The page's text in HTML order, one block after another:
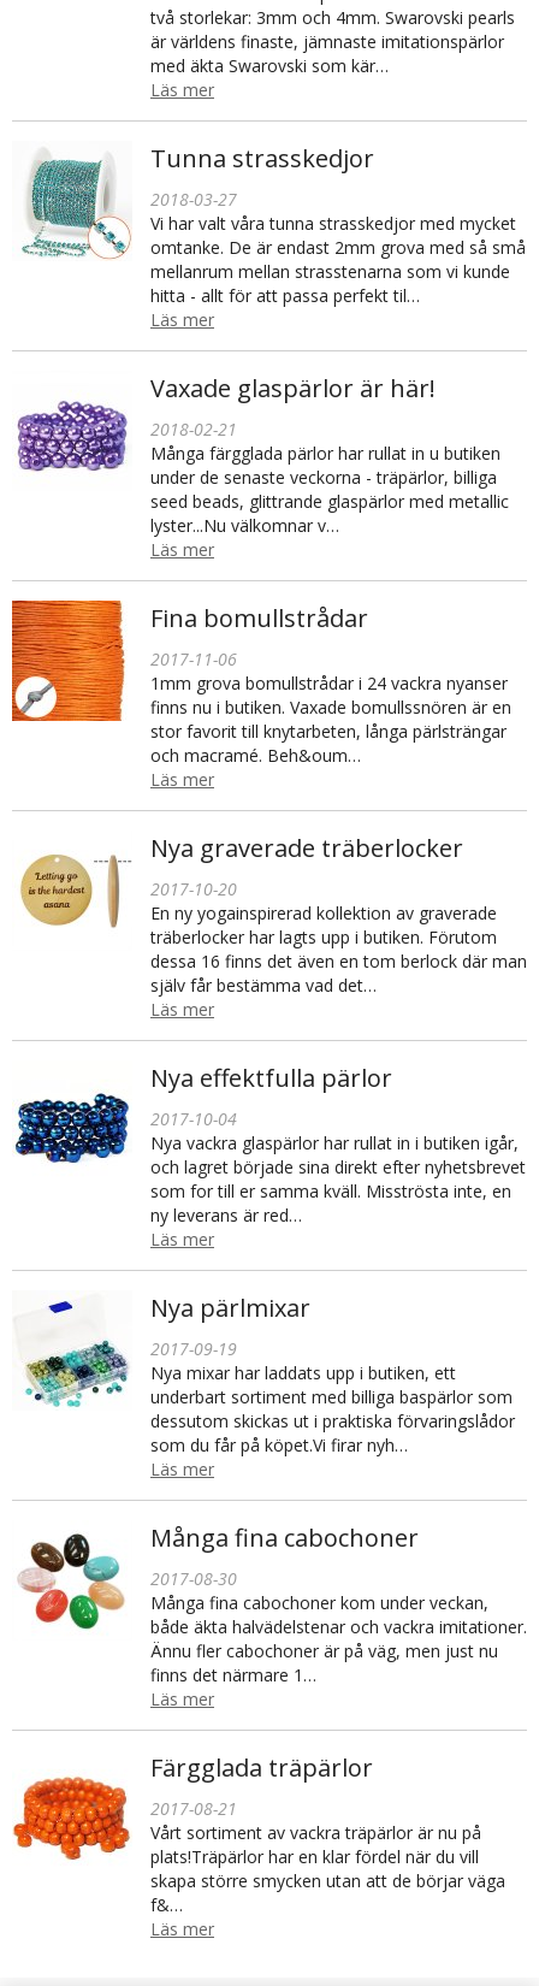
två storlekar: 3mm och 4mm. Swarovski pearls
är världens finaste, jämnaste imitationspärlor
med äkta Swarovski som kär…
Läs mer
Tunna strasskedjor
2018-03-27
Vi har valt våra tunna strasskedjor med mycket
omtanke. De är endast 2mm grova med så små
mellanrum mellan strasstenarna som vi kunde
hitta - allt för att passa perfekt til…
Läs mer
Vaxade glaspärlor är här!
2018-02-21
Många färgglada pärlor har rullat in u butiken
under de senaste veckorna - träpärlor, billiga
seed beads, glittrande glaspärlor med metallic
lyster...Nu välkomnar v…
Läs mer
Fina bomullstrådar
2017-11-06
1mm grova bomullstrådar i 24 vackra nyanser
finns nu i butiken. Vaxade bomullssnören är en
stor favorit till knytarbeten, långa pärlsträngar
och macramé. Beh&oum…
Läs mer
Nya graverade träberlocker
2017-10-20
En ny yogainspirerad kollektion av graverade
träberlocker har lagts upp i butiken. Förutom
dessa 16 finns det även en tom berlock där man
själv får bestämma vad det…
Läs mer
Nya effektfulla pärlor
2017-10-04
Nya vackra glaspärlor har rullat in i butiken igår,
och lagret började sina direkt efter nyhetsbrevet
som for till er samma kväll. Misströsta inte, en
ny leverans är red…
Läs mer
Nya pärlmixar
2017-09-19
Nya mixar har laddats upp i butiken, ett
underbart sortiment med billiga baspärlor som
dessutom skickas ut i praktiska förvaringslådor
som du får på köpet.Vi firar nyh…
Läs mer
Många fina cabochoner
2017-08-30
Många fina cabochoner kom under veckan,
både äkta halvädelstenar och vackra imitationer.
Ännu fler cabochoner är på väg, men just nu
finns det närmare 1…
Läs mer
Färgglada träpärlor
2017-08-21
Vårt sortiment av vackra träpärlor är nu på
plats!Träpärlor har en klar fördel när du vill
skapa större smycken utan att de börjar väga
f&…
Läs mer